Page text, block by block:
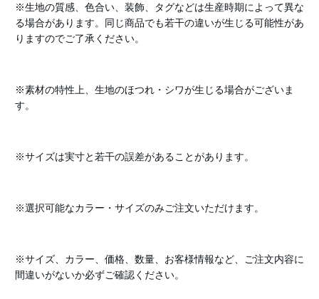
※生地の質感、色合い、装飾、タグなどは生産時期によって異な
る場合があります。同じ商品でも若干の違いが生じる可能性があ
りますのでご了承ください。
※素材の特性上、生地のほつれ・シワが生じる場合がございま
す。
※サイズは実寸と若干の誤差があることがあります。
※選択可能なカラー・サイズのみご注文いただけます。
※サイズ、カラー、価格、数量、お客様情報など、ご注文内容に
間違いがないか必ずご確認ください。